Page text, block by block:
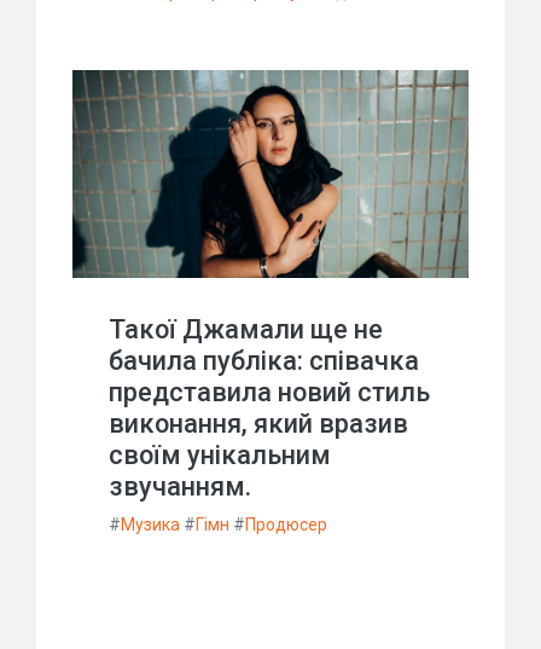
Такої Джамали ще не
бачила публіка: співачка
представила новий стиль
виконання, який вразив
своїм унікальним
звучанням.
#Музика #Гімн #Продюсер